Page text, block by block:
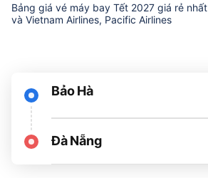
Bảng giá vé máy bay Tết 2027 giá rẻ
và Vietnam Airlines, Pacific Airlines
Bảo Hà
Đà Nẵng